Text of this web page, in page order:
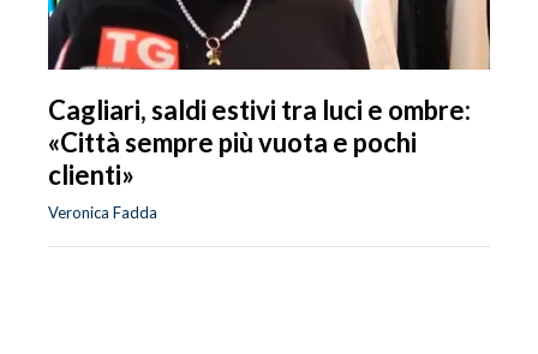
Cagliari, saldi estivi tra luci e ombre:
«Città sempre più vuota e pochi
clienti»
Veronica Fadda